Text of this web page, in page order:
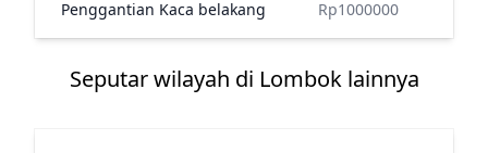
Penggantian Kaca belakang Rp1000000
Seputar wilayah di Lombok lainnya